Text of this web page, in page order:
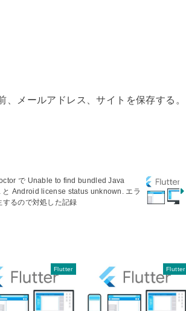
メールアドレス、サイトを保存する。
で Unable to find bundled Java
と Android license status unknown. エラ
するので対処した記録
Flutter Flutter